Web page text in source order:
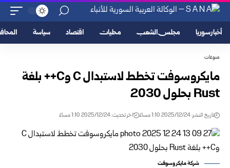
أخبار سوريا مجلس الشعب محليات اقتصاد سياسة
منوعات
مايكروسوفت تخطط لاستبدال C وC++ بلغة
Rust بحلول 2030
تاريخ النشر: 2025/12/24 1:10 مساءً اخر تحديث: 2025/12/24 1:10 مساءً
شركة مايكروسوفت